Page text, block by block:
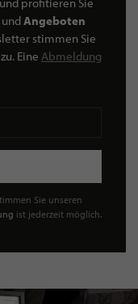
undAngeboten
stimmen Sie
zu. Eine Abmeldung
Sie unseren
ist jederzeit möglich.